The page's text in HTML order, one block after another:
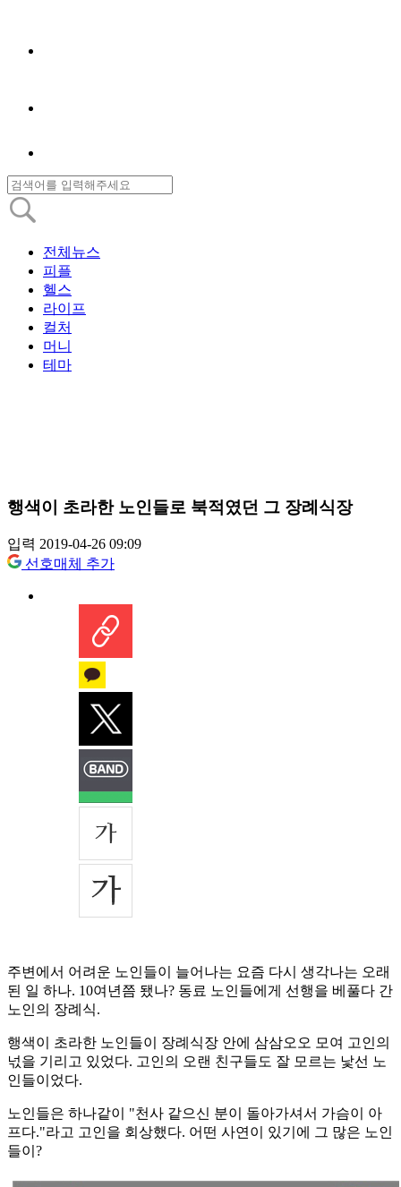
전체뉴스
피플
헬스
라이프
컬처
머니
테마
행색이 초라한 노인들로 북적였던 그 장례식장
입력 2019-04-26 09:09
선호매체 추가
주변에서 어려운 노인들이 늘어나는 요즘 다시 생각나는 오래
된 일 하나. 10여년쯤 됐나? 동료 노인들에게 선행을 베풀다 간
노인의 장례식.
행색이 초라한 노인들이 장례식장 안에 삼삼오오 모여 고인의
넋을 기리고 있었다. 고인의 오랜 친구들도 잘 모르는 낯선 노
인들이었다.
노인들은 하나같이 "천사 같으신 분이 돌아가셔서 가슴이 아
프다."라고 고인을 회상했다. 어떤 사연이 있기에 그 많은 노인
들이?